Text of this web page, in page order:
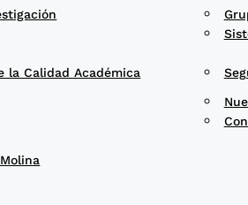
la Calidad Académica